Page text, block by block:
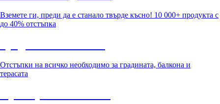
Вземете ги, преди да е станало твърде късно! 10 000+ продукта с
до 40% отстъпка
Отстъпки на всичко необходимо за градината, балкона и
терасата